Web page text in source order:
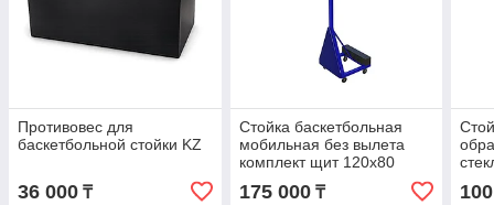
Противовес для
баскетбольной стойки KZ
36 000 ₸
Стойка баскетбольная
мобильная без вылета
комплект щит 120х80
175 000₸